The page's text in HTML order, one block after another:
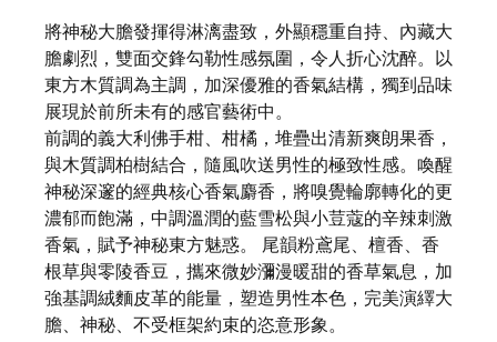
將神秘大膽發揮得淋漓盡致，外顯穩重自持、內藏大
膽劇烈，雙面交鋒勾勒性感氛圍，令人折心沈醉。以
東方木質調為主調，加深優雅的香氣結構，獨到品味
展現於前所未有的感官藝術中。
前調的義大利佛手柑、柑橘，堆疊出清新爽朗果香，
與木質調柏樹結合，隨風吹送男性的極致性感。喚醒
神秘深邃的經典核心香氣麝香，將嗅覺輪廓轉化的更
濃郁而飽滿，中調溫潤的藍雪松與小荳蔻的辛辣刺激
香氣，賦予神秘東方魅惑。 尾韻粉鳶尾、檀香、香
根草與零陵香豆，攜來微妙瀰漫暖甜的香草氣息，加
強基調絨麵皮革的能量，塑造男性本色，完美演繹大
膽、神秘、不受框架約束的恣意形象。